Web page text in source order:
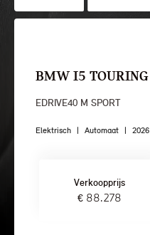
BMW I5 TOURING
EDRIVE40 M SPORT
Elektrisch | Automaat | 2026
Verkoopprijs
€ 88.278